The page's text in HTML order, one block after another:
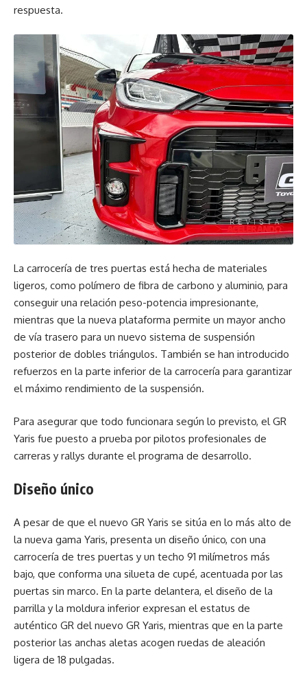
respuesta.
La carrocería de tres puertas está hecha de materiales
ligeros, como polímero de fibra de carbono y aluminio, para
conseguir una relación peso-potencia impresionante,
mientras que la nueva plataforma permite un mayor ancho
de vía trasero para un nuevo sistema de suspensión
posterior de dobles triángulos. También se han introducido
refuerzos en la parte inferior de la carrocería para garantizar
el máximo rendimiento de la suspensión.
Para asegurar que todo funcionara según lo previsto, el GR
Yaris fue puesto a prueba por pilotos profesionales de
carreras y rallys durante el programa de desarrollo.
Diseño único
A pesar de que el nuevo GR Yaris se sitúa en lo más alto de
la nueva gama Yaris, presenta un diseño único, con una
carrocería de tres puertas y un techo 91 milímetros más
bajo, que conforma una silueta de cupé, acentuada por las
puertas sin marco. En la parte delantera, el diseño de la
parrilla y la moldura inferior expresan el estatus de
auténtico GR del nuevo GR Yaris, mientras que en la parte
posterior las anchas aletas acogen ruedas de aleación
ligera de 18 pulgadas.